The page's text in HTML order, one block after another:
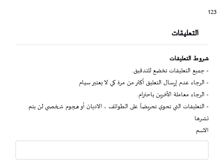
123
التعليقات
شروط التعليقات
- جميع التعليقات تخضع للتدقيق.
- الرجاء عدم إرسال التعليق أكثر من مرة كي لا يعتبر سبام
- الرجاء معاملة الآخرين باحترام.
- التعليقات التي تحوي تحريضاً على الطوائف ، الاديان أو هجوم شخصي لن يتم
نشرها
الاسم